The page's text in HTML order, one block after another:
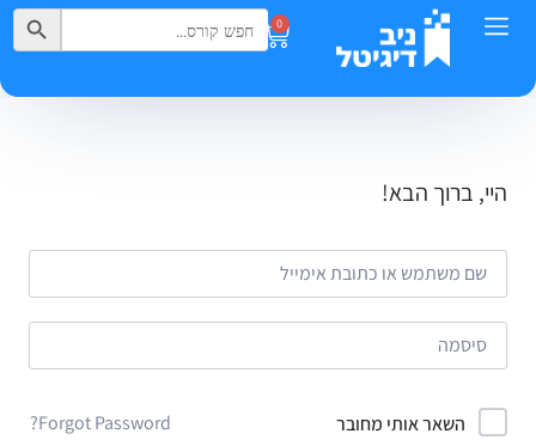
0
Search
for:
Search Button
היי, ברוך הבא!
השאר אותי מחובר Forgot Password?